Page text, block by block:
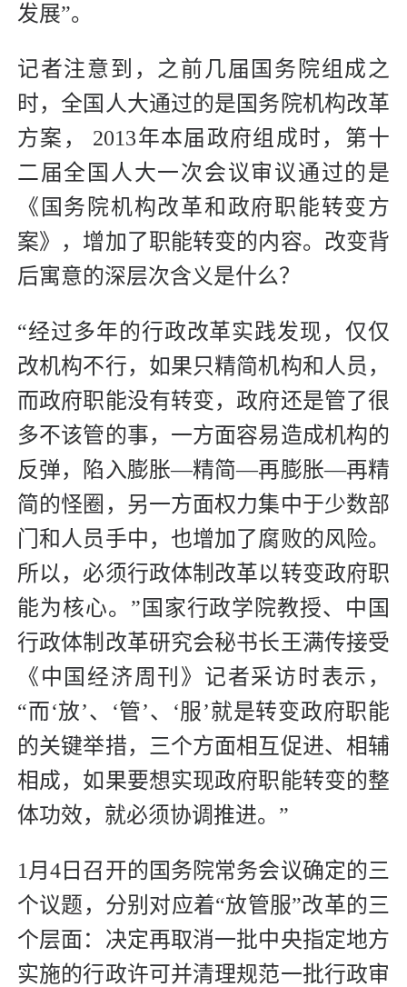
发展”。
记者注意到，之前几届国务院组成之
时，全国人大通过的是国务院机构改革
方案， 2013年本届政府组成时，第十
二届全国人大一次会议审议通过的是
《国务院机构改革和政府职能转变方
案》，增加了职能转变的内容。改变背
后寓意的深层次含义是什么？
“经过多年的行政改革实践发现，仅仅
改机构不行，如果只精简机构和人员，
而政府职能没有转变，政府还是管了很
多不该管的事，一方面容易造成机构的
反弹，陷入膨胀—精简—再膨胀—再精
简的怪圈，另一方面权力集中于少数部
门和人员手中，也增加了腐败的风险。
所以，必须行政体制改革以转变政府职
能为核心。”国家行政学院教授、中国
行政体制改革研究会秘书长王满传接受
《中国经济周刊》记者采访时表示，
“而‘放’、‘管’、‘服’就是转变政府职能
的关键举措，三个方面相互促进、相辅
相成，如果要想实现政府职能转变的整
体功效，就必须协调推进。”
1月4日召开的国务院常务会议确定的三
个议题，分别对应着“放管服”改革的三
个层面：决定再取消一批中央指定地方
实施的行政许可并清理规范一批行政审